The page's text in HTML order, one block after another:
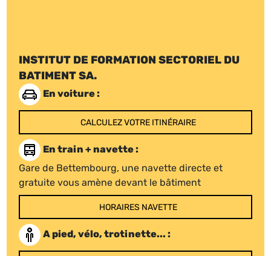
INSTITUT DE FORMATION SECTORIEL DU
BATIMENT SA.
En voiture :
CALCULEZ VOTRE ITINÉRAIRE
En train + navette :
Gare de Bettembourg, une navette directe et
gratuite vous amène devant le bâtiment
HORAIRES NAVETTE
A pied, vélo, trotinette... :